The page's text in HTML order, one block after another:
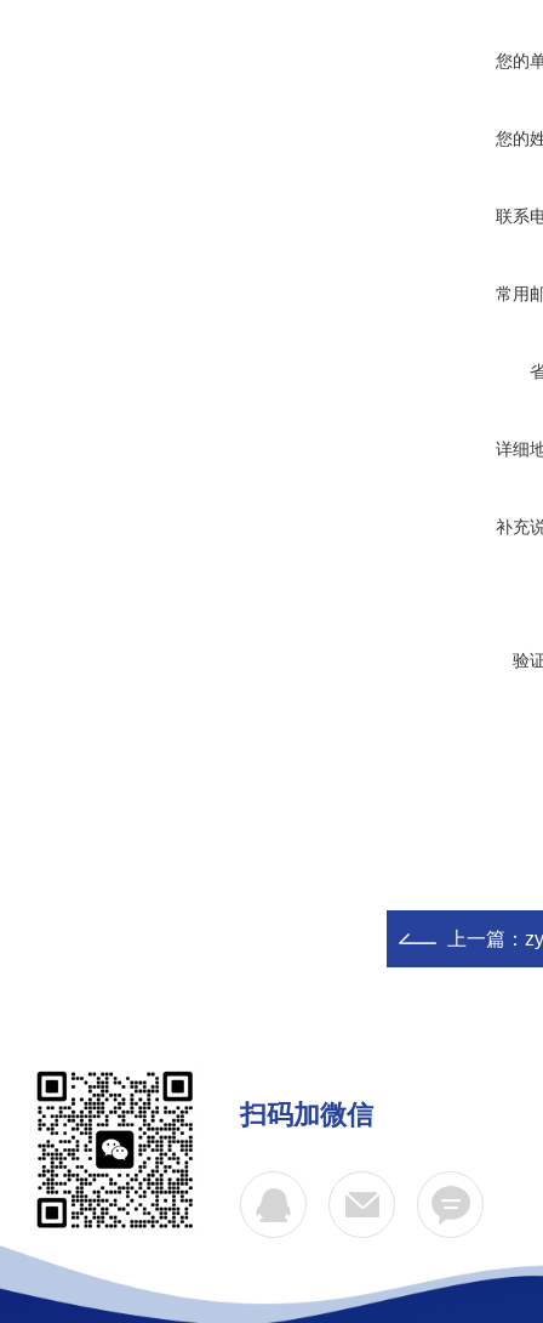
您的
您的
联系
常用
详细
补充
验
上一篇：
扫码加微信